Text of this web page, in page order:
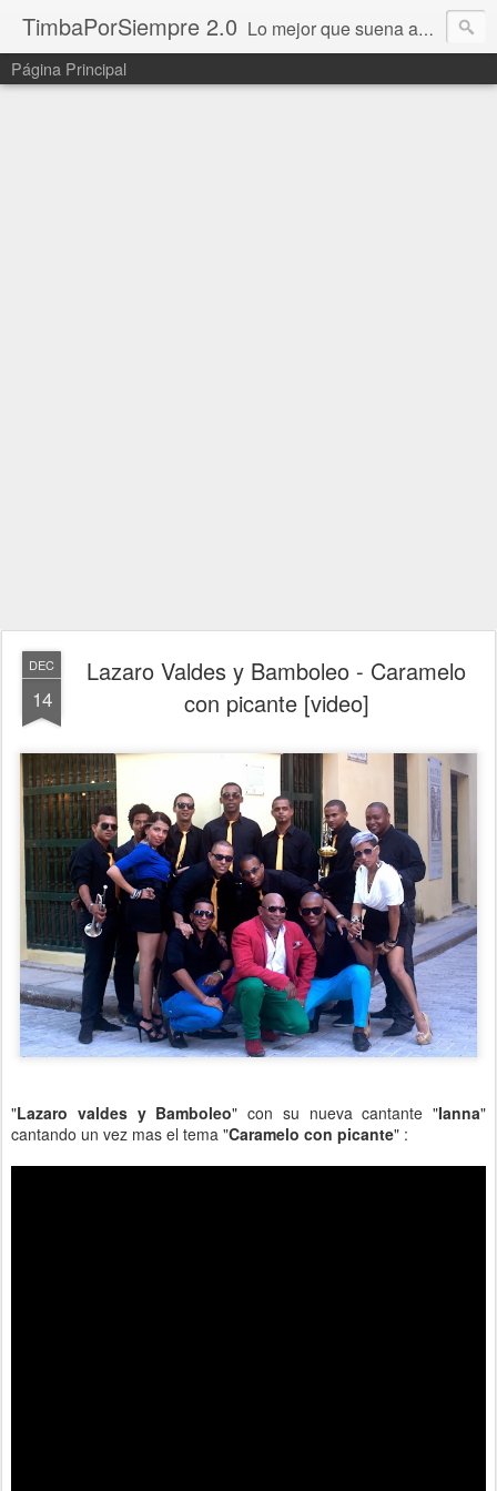
TimbaPorSiempre 2.0 Lo mejor que suena ahora!!!
Página Principal
DEC
14
Lazaro Valdes y Bamboleo - Caramelo
con picante [video]
"Lazaro valdes y Bamboleo" con su nueva cantante "Ianna"
cantando un vez mas el tema "Caramelo con picante" :